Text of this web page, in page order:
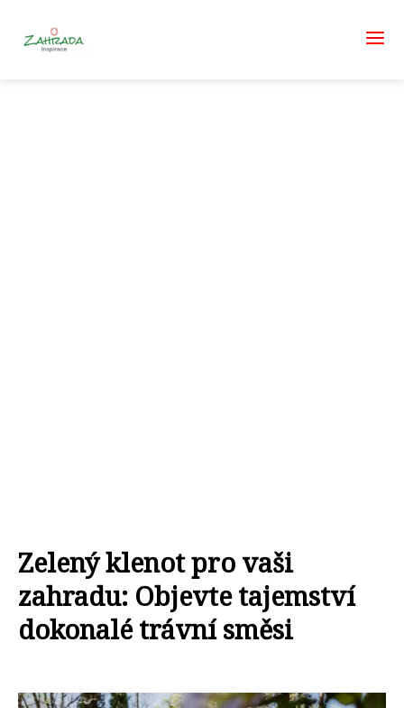
Zelený klenot pro vaši
zahradu: Objevte tajemství
dokonalé trávní směsi